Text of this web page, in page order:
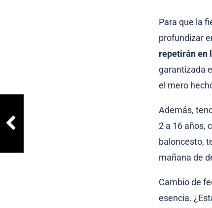
Para que la
profundizar
repetirán en
garantizada
el mero
Además,
2 a 16 años,
baloncesto,
mañana de
Cambio de
esencia.